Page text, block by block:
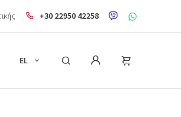
+30 22950 42258
EL